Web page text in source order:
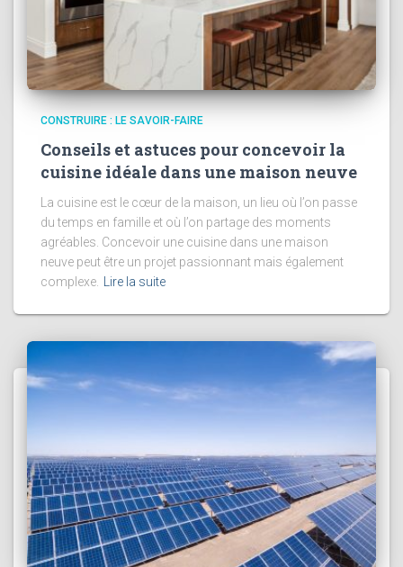
CONSTRUIRE : LE SAVOIR-FAIRE
Conseils et astuces pour concevoir la
cuisine idéale dans une maison neuve
La cuisine est le cœur de la maison, un lieu où l’on passe
du temps en famille et où l’on partage des moments
agréables. Concevoir une cuisine dans une maison
neuve peut être un projet passionnant mais également
complexe.
Lire la suite